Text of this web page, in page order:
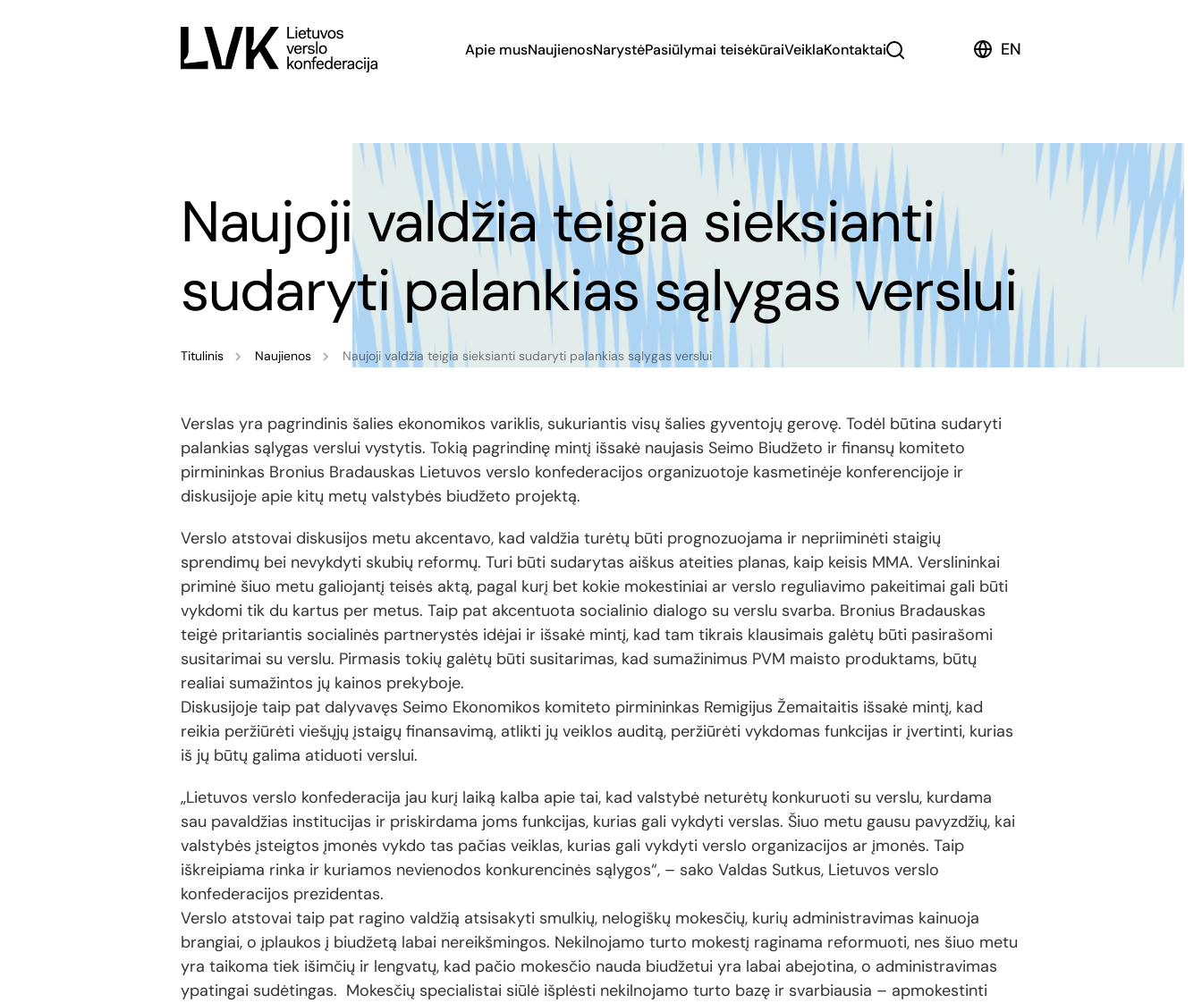
Apie musNaujienosNarystėPasiūlymai teisėkūraiVeiklaKontaktai EN
Naujoji valdžia teigia sieksianti
sudaryti palankias sąlygas verslui
Titulinis Naujienos Naujoji valdžia teigia sieksianti sudaryti palankias sąlygas verslui
Verslas yra pagrindinis šalies ekonomikos variklis, sukuriantis visų šalies gyventojų gerovę. Todėl būtina sudaryti
palankias sąlygas verslui vystytis. Tokią pagrindinę mintį išsakė naujasis Seimo Biudžeto ir finansų komiteto
pirmininkas Bronius Bradauskas Lietuvos verslo konfederacijos organizuotoje kasmetinėje konferencijoje ir
diskusijoje apie kitų metų valstybės biudžeto projektą.
Verslo atstovai diskusijos metu akcentavo, kad valdžia turėtų būti prognozuojama ir nepriiminėti staigių
sprendimų bei nevykdyti skubių reformų. Turi būti sudarytas aiškus ateities planas, kaip keisis MMA. Verslininkai
priminė šiuo metu galiojantį teisės aktą, pagal kurį bet kokie mokestiniai ar verslo reguliavimo pakeitimai gali būti
vykdomi tik du kartus per metus. Taip pat akcentuota socialinio dialogo su verslu svarba. Bronius Bradauskas
teigė pritariantis socialinės partnerystės idėjai ir išsakė mintį, kad tam tikrais klausimais galėtų būti pasirašomi
susitarimai su verslu. Pirmasis tokių galėtų būti susitarimas, kad sumažinimus PVM maisto produktams, būtų
realiai sumažintos jų kainos prekyboje.
Diskusijoje taip pat dalyvavęs Seimo Ekonomikos komiteto pirmininkas Remigijus Žemaitaitis išsakė mintį, kad
reikia peržiūrėti viešųjų įstaigų finansavimą, atlikti jų veiklos auditą, peržiūrėti vykdomas funkcijas ir įvertinti, kurias
iš jų būtų galima atiduoti verslui.
„Lietuvos verslo konfederacija jau kurį laiką kalba apie tai, kad valstybė neturėtų konkuruoti su verslu, kurdama
sau pavaldžias institucijas ir priskirdama joms funkcijas, kurias gali vykdyti verslas. Šiuo metu gausu pavyzdžių, kai
valstybės įsteigtos įmonės vykdo tas pačias veiklas, kurias gali vykdyti verslo organizacijos ar įmonės. Taip
iškreipiama rinka ir kuriamos nevienodos konkurencinės sąlygos“, – sako Valdas Sutkus, Lietuvos verslo
konfederacijos prezidentas.
Verslo atstovai taip pat ragino valdžią atsisakyti smulkių, nelogiškų mokesčių, kurių administravimas kainuoja
brangiai, o įplaukos į biudžetą labai nereikšmingos. Nekilnojamo turto mokestį raginama reformuoti, nes šiuo metu
yra taikoma tiek išimčių ir lengvatų, kad pačio mokesčio nauda biudžetui yra labai abejotina, o administravimas
ypatingai sudėtingas. Mokesčių specialistai siūlė išplėsti nekilnojamo turto bazę ir svarbiausia – apmokestinti